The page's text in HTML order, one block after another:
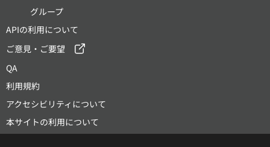
グループ
APIの利用について
ご意見・ご要望
QA
利用規約
アクセシビリティについて
本サイトの利用について